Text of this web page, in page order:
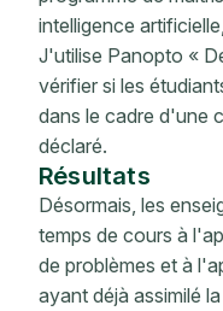
intelligence
J'utilise Panopto «
vérifier si les
dans le cadre d'une
déclaré.
Résultats
Désormais, les
temps de cours à
de problèmes et à
ayant déjà assimilé